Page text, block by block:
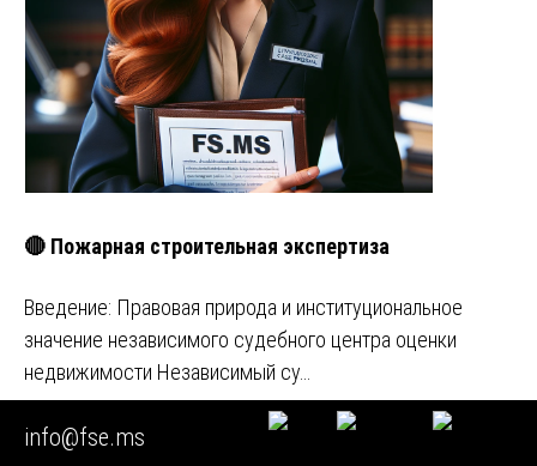
🔴 Пожарная строительная экспертиза
Введение: Правовая природа и институциональное
значение независимого судебного центра оценки
недвижимости Независимый су…
Задавайте любые вопросы
info@fse.ms